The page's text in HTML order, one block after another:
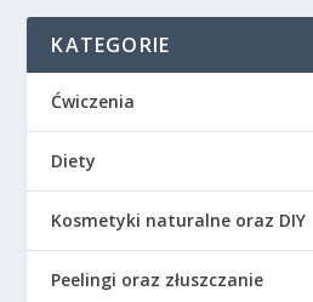
KATEGORIE
Ćwiczenia
Diety
Kosmetyki naturalne oraz DIY
Peelingi oraz złuszczanie